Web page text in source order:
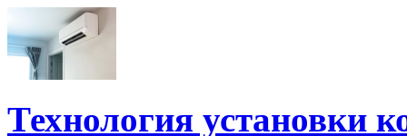
Технология установки